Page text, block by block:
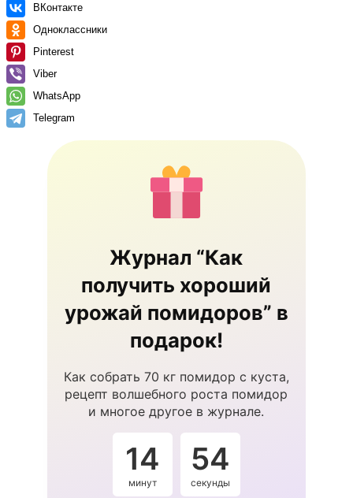
ВКонтакте
Одноклассники
Pinterest
Viber
WhatsApp
Telegram
Журнал “Как
получить хороший
урожай помидоров” в
подарок!
Как собрать 70 кг помидор с куста,
рецепт волшебного роста помидор
и многое другое в журнале.
14
минут
54
секунды